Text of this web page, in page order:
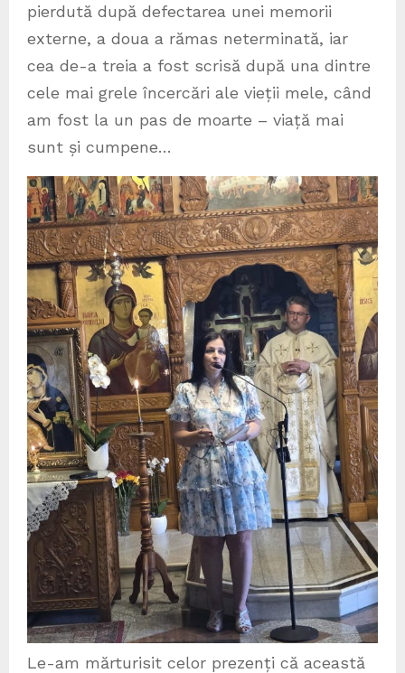
pierdută după defectarea unei memorii
externe, a doua a rămas neterminată, iar
cea de-a treia a fost scrisă după una dintre
cele mai grele încercări ale vieții mele, când
am fost la un pas de moarte – viață mai
sunt și cumpene…
Le-am mărturisit celor prezenți că această